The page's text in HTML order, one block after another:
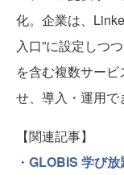
化。企業は、
入口”に設定しつ
を含む複数サー
せ、導入・運用で
【関連記事】
・ GLOBIS 学び